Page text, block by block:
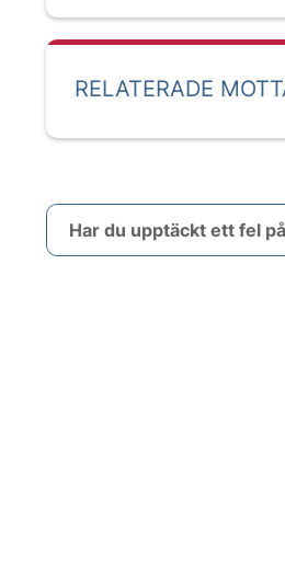
RELATERADE
Har du upptäckt ett fel